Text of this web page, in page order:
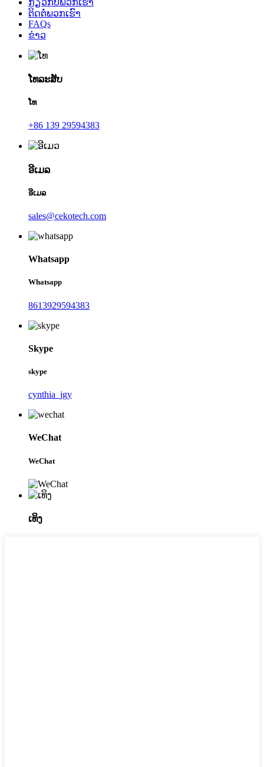
ຕິດ​ຕໍ່​ພວກ​ເຮົາ
FAQs
ຂ່າວ
ໂທລະສັບ
ໂທ
+86 139 29594383
ອີເມລ
ອີເມລ
sales@cekotech.com
Whatsapp
Whatsapp
8613929594383
Skype
skype
cynthia_jgy
WeChat
WeChat
ເທິງ